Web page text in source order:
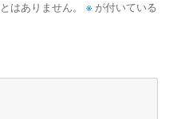
はありません。 ※ が付いている